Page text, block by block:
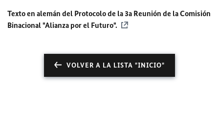
Texto en alemán del Protocolo de la 3a Reunión de la Comisión
Binacional "Alianza por el Futuro".
VOLVER A LA LISTA "INICIO"